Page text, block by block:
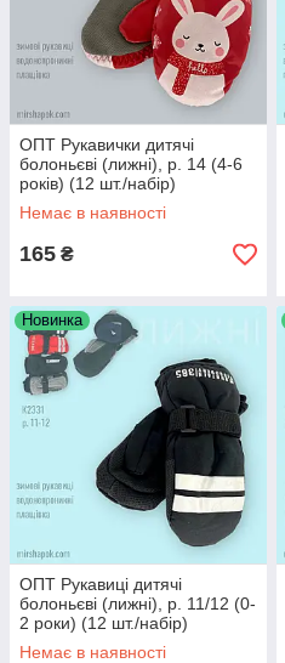
ОПТ Рукавички дитячі
болоньєві (лижні), р. 14 (4-6
років) (12 шт./набір)
Немає в наявності
165 ₴
Новинка
ОПТ Рукавиці дитячі
болоньєві (лижні), р. 11/12 (0-
2 роки) (12 шт./набір)
Немає в наявності